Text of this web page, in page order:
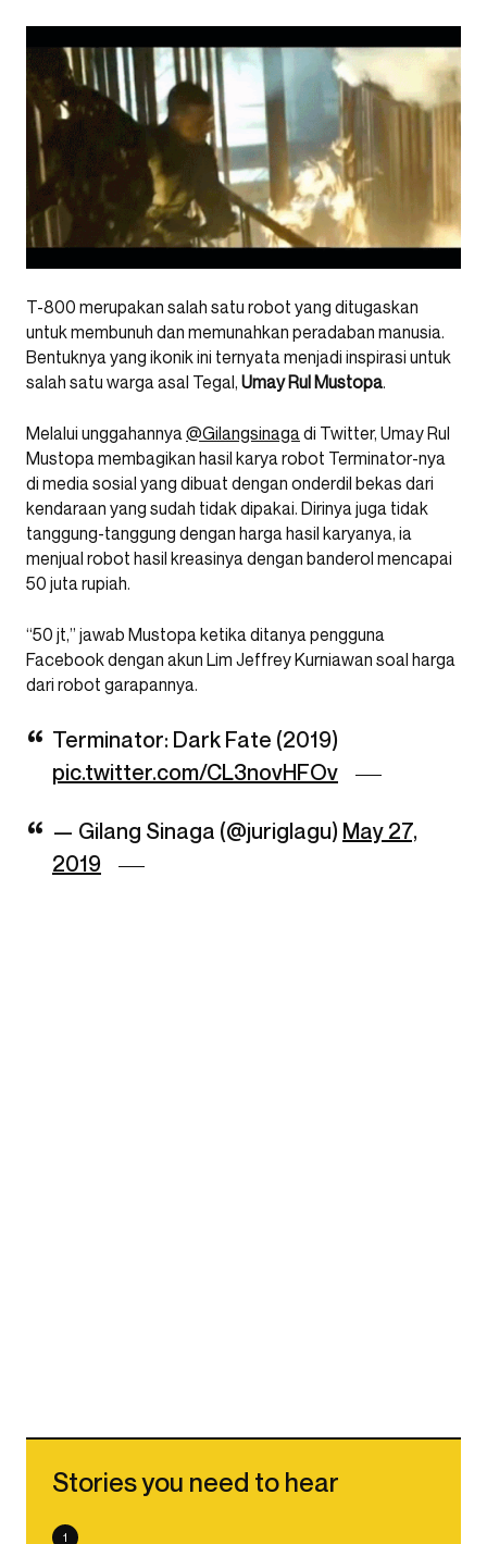
T-800 merupakan salah satu robot yang ditugaskan
untuk membunuh dan memunahkan peradaban manusia.
Bentuknya yang ikonik ini ternyata menjadi inspirasi untuk
salah satu warga asal Tegal, Umay Rul Mustopa.
Melalui unggahannya@Gilangsinagadi Twitter, Umay Rul
Mustopa membagikan hasil karya robot Terminator-nya
di media sosial yang dibuat dengan onderdil bekas dari
kendaraan yang sudah tidak dipakai. Dirinya juga tidak
tanggung-tanggung dengan harga hasil karyanya, ia
menjual robot hasil kreasinya dengan banderol mencapai
50 juta rupiah.
“50 jt,” jawab Mustopa ketika ditanya pengguna
Facebook dengan akun Lim Jeffrey Kurniawan soal harga
dari robot garapannya.
Terminator: Dark Fate (2019)
pic.twitter.com/CL3novHFOv
— Gilang Sinaga (@juriglagu) May 27,
2019
Stories you need to hear
1